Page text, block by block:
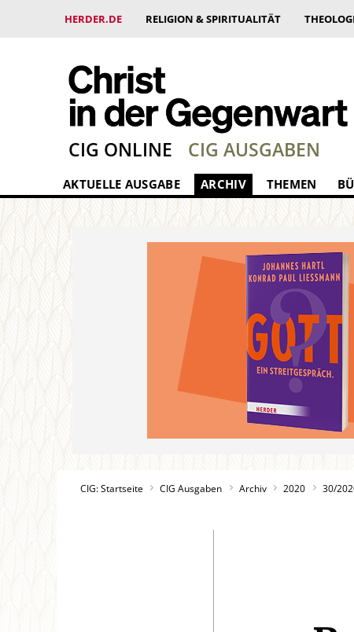
HERDER.DE RELIGION & SPIRITUALITÄT
CIG ONLINE CIG AUSGABEN
AKTUELLE AUSGABE ARCHIV THEMEN
CIG: Startseite CIG Ausgaben Archiv 2020 30/